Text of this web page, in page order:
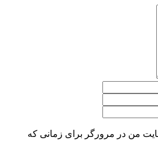
من در مرورگر برای زمانی که